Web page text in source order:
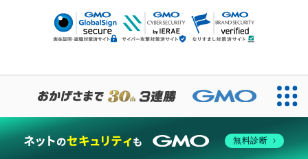
無料診断